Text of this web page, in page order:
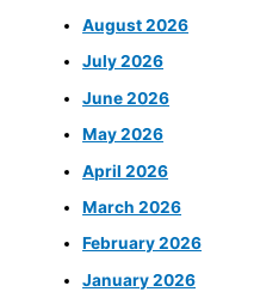
August 2026
July 2026
June 2026
May 2026
April 2026
March 2026
February 2026
January 2026